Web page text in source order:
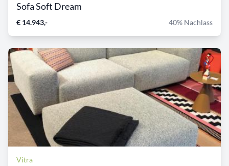
Sofa Soft Dream
€ 14.943,- 40% Nachlass
Vitra